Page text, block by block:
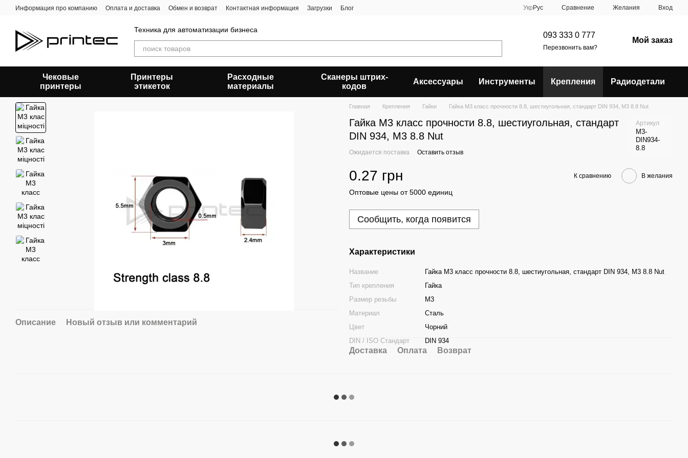
Перейти к основному контенту
Информация про компанию Оплата и доставка Обмен и возврат Контактная информация Загрузки Блог Укр Рус Сравнение Желания Вход
Техника для автоматизации бизнеса
093 333 0 777
Перезвонить вам?
Мой заказ
Чековые
принтеры
Принтеры
этикеток
Расходные
материалы
Сканеры штрих-
кодов
Аксессуары Инструменты Крепления Радиодетали
Описание Новый отзыв или комментарий
Главная Крепления Гайки Гайка М3 класс прочности 8.8, шестиугольная, стандарт DIN 934, M3 8.8 Nut
Гайка М3 класс прочности 8.8, шестиугольная, стандарт
DIN 934, M3 8.8 Nut
Артикул
M3-
DIN934-
8.8
Ожидается поставка Оставить отзыв
0.27 грн К сравнению В желания
Оптовые цены от 5000 единиц
Сообщить, когда появится
Характеристики
Название
Гайка М3 класс прочности 8.8, шестиугольная, стандарт DIN 934, M3 8.8 Nut
Тип крепления
Гайка
Размер резьбы
M3
Материал
Сталь
Цвет
Чорний
DIN / ISO Стандарт
DIN 934
Доставка Оплата Возврат